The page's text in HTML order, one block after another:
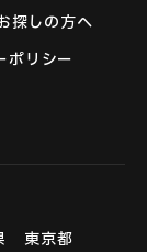
探しの方へ
ポリシー
東京都